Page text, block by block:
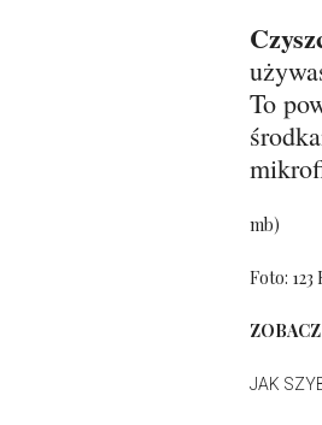
To
mb)
Foto: 123
JAK